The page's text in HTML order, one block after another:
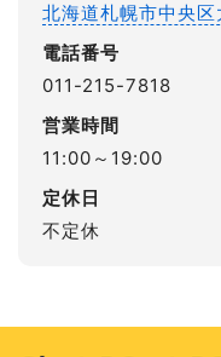
北海道札幌市中央
電話番号
011-215-7818
営業時間
11:00～19:00
定休日
不定休